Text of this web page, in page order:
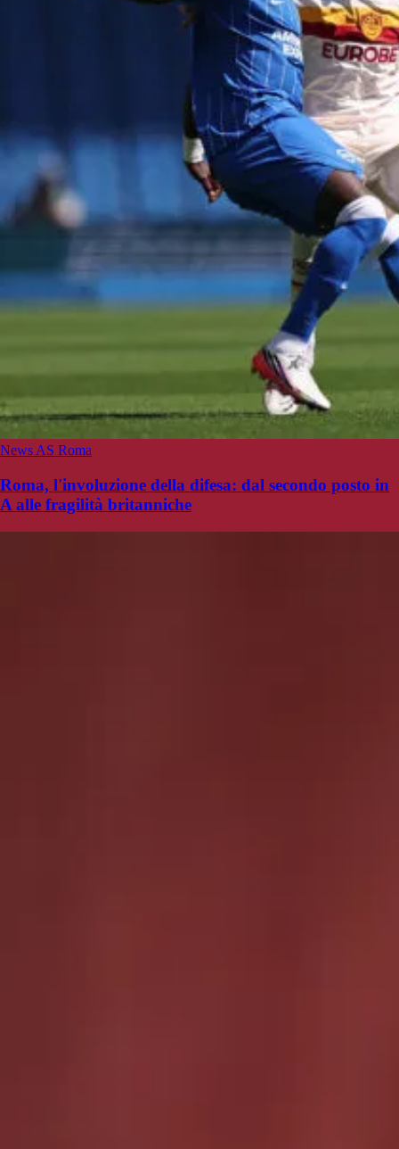
News AS Roma
Roma, l'involuzione della difesa: dal secondo posto in
A alle fragilità britanniche